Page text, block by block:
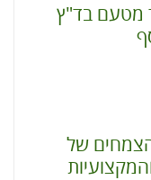
מטעם בד"ץ
של